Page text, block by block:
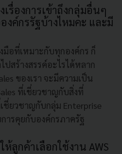
รื่องการเข้าถึงกลุ่มอื่นๆ
ค์กรรัฐบ้างไหมคะ และมี
งมือที่เหมาะกับทุกองค์กร ก็
สร้างสรรค์อะไรได้หลาก
ของเรา จะมีความเป็น
ที่เชี่ยวชาญกับสิ่งที่
ชี่ยวชาญกับกลุ่ม Enterprise
ารคุยกับองค์กรภาครัฐ
ลูกค้าเลือกใช้งาน AWS